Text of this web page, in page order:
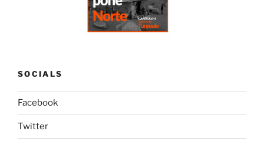
SOCIALS
Facebook
Twitter